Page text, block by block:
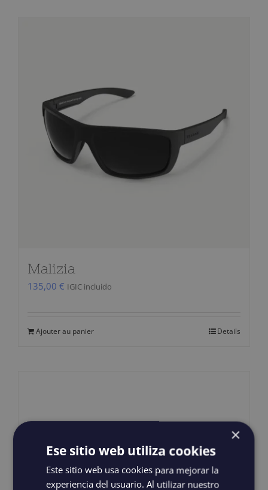
Malizia
135,00 € IGIC incluido
Ajouter au panier Details
×
Ese sitio web utiliza cookies
Este sitio web usa cookies para mejorar la
experiencia del usuario. Al utilizar nuestro